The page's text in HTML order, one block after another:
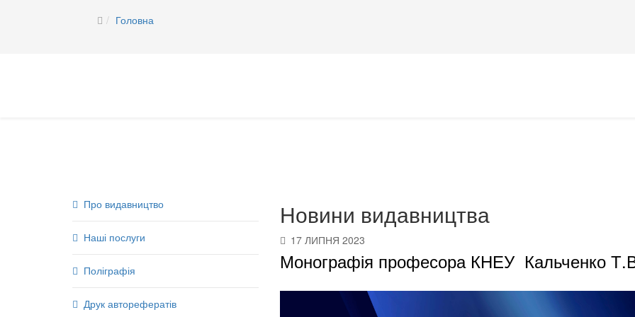
Головна
Про видавництво
Наші послуги
Поліграфія
Друк авторефератів
Новини видавництва
17 ЛИПНЯ 2023
Монографія професора КНЕУ Кальченко